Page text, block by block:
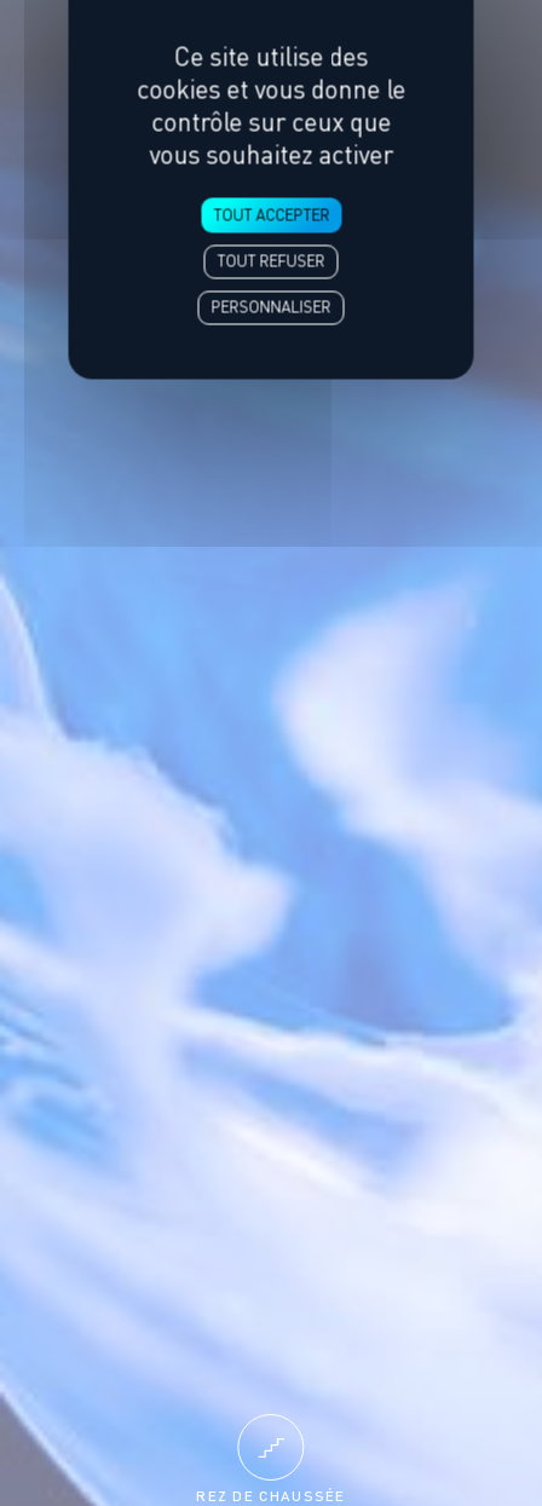
REZ DE CHAUSSÉE
Ce site utilise des
cookies et vous donne le
contrôle sur ceux que
vous souhaitez activer
TOUT ACCEPTER
TOUT REFUSER
PERSONNALISER